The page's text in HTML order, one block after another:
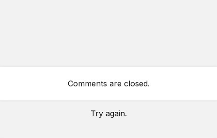
Comments are closed.
Try again.